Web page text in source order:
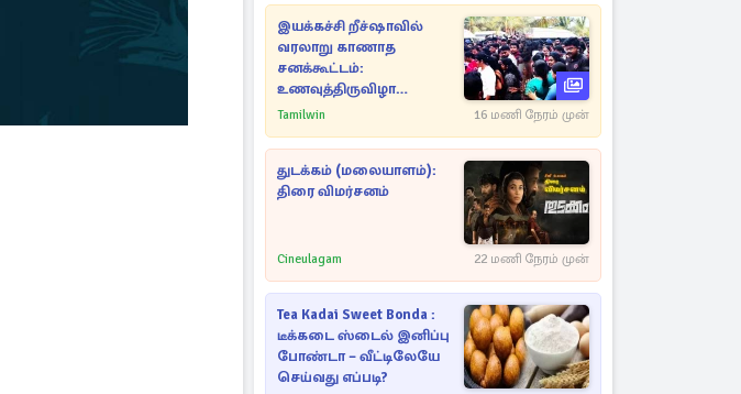
இயக்கச்சி றீச்ஷாவில்
வரலாறு காணாத
சனக்கூட்டம்:
உணவுத்திருவிழா
இடைநிறுத்தம்
Tamilwin 16 மணி நேரம் முன்
துடக்கம் (மலையாளம்):
திரை விமர்சனம்
Cineulagam 22 மணி நேரம் முன்
Tea Kadai Sweet Bonda :
டீக்கடை ஸ்டைல் இனிப்பு
போண்டா – வீட்டிலேயே
செய்வது எப்படி?